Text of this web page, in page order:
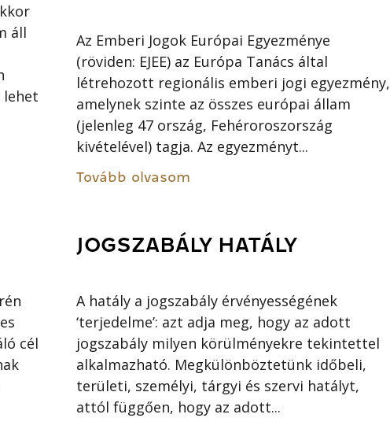
áll
lehet
Az Emberi Jogok Európai Egyezménye
(röviden: EJEE) az Európa Tanács által
létrehozott regionális emberi jogi egyezmény,
amelynek szinte az összes európai állam
(jelenleg 47 ország, Fehéroroszország
kivételével) tagja. Az egyezményt...
Tovább olvasom
cél
JOGSZABÁLY HATÁLY
A hatály a jogszabály érvényességének
‘terjedelme’: azt adja meg, hogy az adott
jogszabály milyen körülményekre tekintettel
alkalmazható. Megkülönböztetünk időbeli,
területi, személyi, tárgyi és szervi hatályt,
attól függően, hogy az adott...